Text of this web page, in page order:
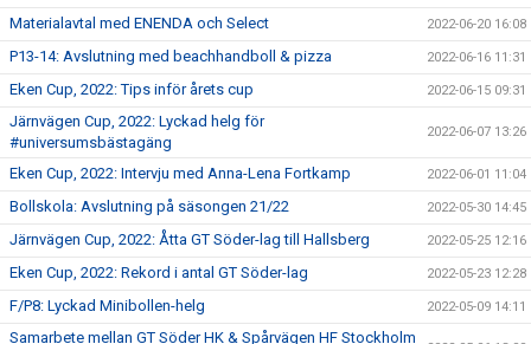
Materialavtal med ENENDA och Select 2022-06-20 16:08
P13-14: Avslutning med beachhandboll & pizza 2022-06-16 11:31
Eken Cup, 2022: Tips inför årets cup 2022-06-15 09:31
Järnvägen Cup, 2022: Lyckad helg för
#universumsbästagäng
2022-06-07 13:26
Eken Cup, 2022: Intervju med Anna-Lena Fortkamp 2022-06-01 11:04
Bollskola: Avslutning på säsongen 21/22 2022-05-30 14:45
Järnvägen Cup, 2022: Åtta GT Söder-lag till Hallsberg 2022-05-25 12:16
Eken Cup, 2022: Rekord i antal GT Söder-lag 2022-05-23 12:28
F/P8: Lyckad Minibollen-helg 2022-05-09 14:11
Samarbete mellan GT Söder HK & Spårvägen HF Stockholm